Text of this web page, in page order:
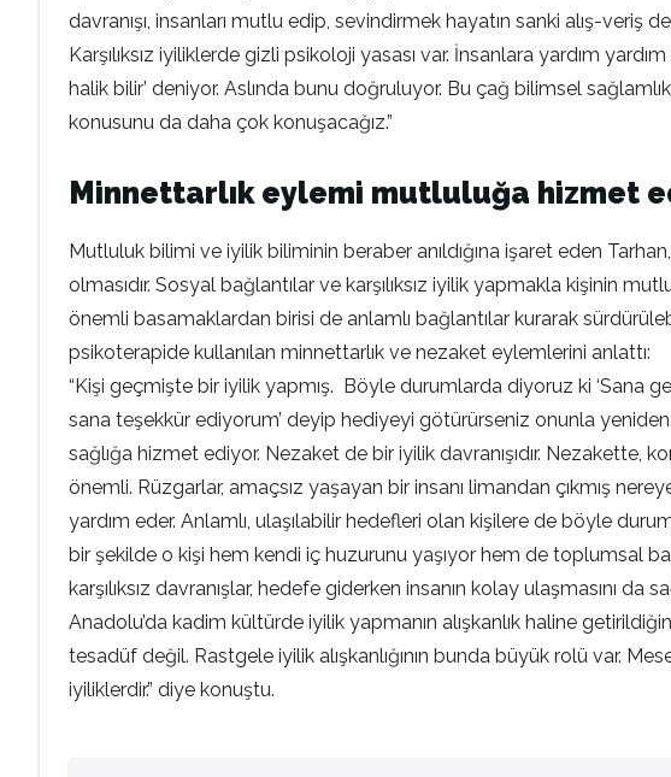
davranışı, insanları mutlu edip, sevindirmek hayatın sanki alış-veriş
Karşılıksız iyiliklerde gizli psikoloji yasası var. İnsanlara yardım
halik bilir’ deniyor. Aslında bunu doğruluyor. Bu çağ bilimsel
konusunu da daha çok konuşacağız.”
Minnettarlık eylemi mutluluğa hizmet
Mutluluk bilimi ve iyilik biliminin beraber anıldığına işaret eden
olmasıdır. Sosyal bağlantılar ve karşılıksız iyilik yapmakla kişinin
önemli basamaklardan birisi de anlamlı bağlantılar kurarak
psikoterapide kullanılan minnettarlık ve nezaket eylemlerini anlattı:
“Kişi geçmişte bir iyilik yapmış. Böyle durumlarda diyoruz ki ‘Sana
sana teşekkür ediyorum’ deyip hediyeyi götürürseniz onunla
sağlığa hizmet ediyor. Nezaket de bir iyilik davranışıdır.
önemli. Rüzgarlar, amaçsız yaşayan bir insanı limandan çıkmış
yardım eder. Anlamlı, ulaşılabilir hedefleri olan kişilere de böyle
bir şekilde o kişi hem kendi iç huzurunu yaşıyor hem de toplumsal
karşılıksız davranışlar, hedefe giderken insanın kolay ulaşmasını da
Anadolu’da kadim kültürde iyilik yapmanın alışkanlık haline
tesadüf değil. Rastgele iyilik alışkanlığının bunda büyük rolü var.
iyiliklerdir.” diye konuştu.